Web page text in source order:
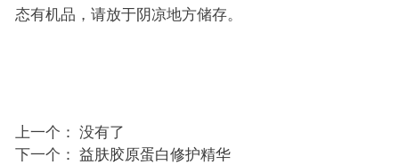
态有机品，请放于阴凉地方储存。
上一个： 没有了
下一个： 益肤胶原蛋白修护精华